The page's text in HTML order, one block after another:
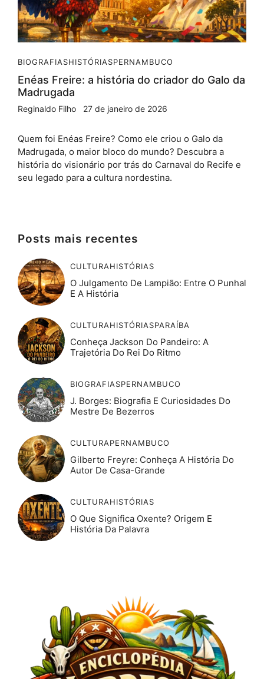
BIOGRAFIASHISTÓRIASPERNAMBUCO
Enéas Freire: a história do criador do Galo da
Madrugada
Reginaldo Filho 27 de janeiro de 2026
Quem foi Enéas Freire? Como ele criou o Galo da
Madrugada, o maior bloco do mundo? Descubra a
história do visionário por trás do Carnaval do Recife e
seu legado para a cultura nordestina.
Posts mais recentes
CULTURAHISTÓRIAS
O Julgamento De Lampião: Entre O Punhal
E A História
CULTURAHISTÓRIASPARAÍBA
Conheça Jackson Do Pandeiro: A
Trajetória Do Rei Do Ritmo
BIOGRAFIASPERNAMBUCO
J. Borges: Biografia E Curiosidades Do
Mestre De Bezerros
CULTURAPERNAMBUCO
Gilberto Freyre: Conheça A História Do
Autor De Casa-Grande
CULTURAHISTÓRIAS
O Que Significa Oxente? Origem E
História Da Palavra